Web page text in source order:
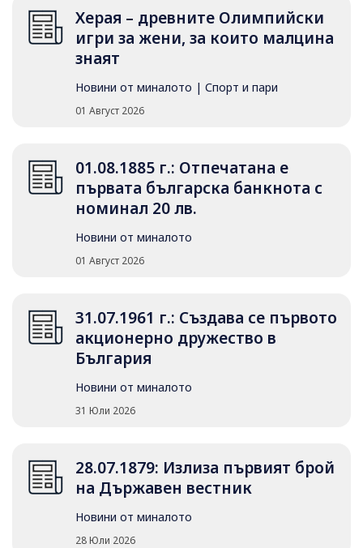
Херая – древните Олимпийски
игри за жени, за които малцина
знаят
Новини от миналото | Спорт и пари
01 Август 2026
01.08.1885 г.: Отпечатана е
първата българска банкнота с
номинал 20 лв.
Новини от миналото
01 Август 2026
31.07.1961 г.: Създава се първото
акционерно дружество в
България
Новини от миналото
31 Юли 2026
28.07.1879: Излиза първият брой
на Държавен вестник
Новини от миналото
28 Юли 2026